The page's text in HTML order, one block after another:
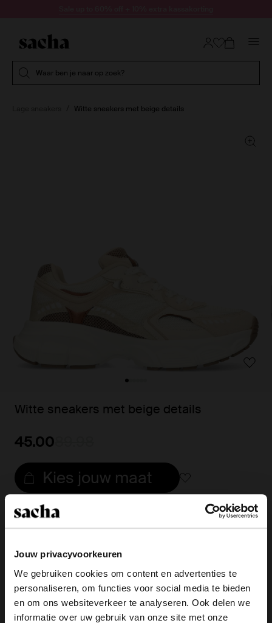
Jouw privacyvoorkeuren
We gebruiken cookies om content en advertenties te
personaliseren, om functies voor social media te bieden
en om ons websiteverkeer te analyseren. Ook delen we
informatie over uw gebruik van onze site met onze
Waar ben je naar op zoek?
Witte sneakers met beige details
Witte sneakers met beige details
45.00
Kies jouw maat
Snelle levering
Achteraf betalen
14 dagen bedenktijd
Product omschrijving
Witte sneakers met sporty design van Sacha. De witte
×
View this website in English?